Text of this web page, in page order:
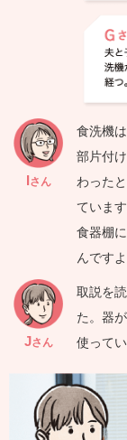
Iさん
食洗機
部片付
わった
ていま
食器棚
んですよ
Jさん
取説を
た。器
使ってい